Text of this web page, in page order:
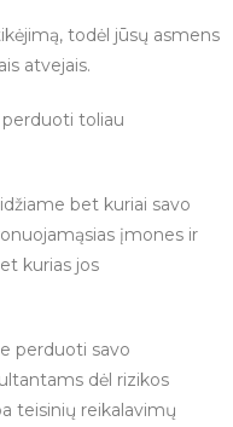
todėl jūsų asmens
atvejais.
toliau
bet kuriai savo
įmones ir
kurias jos
perduoti savo
dėl rizikos
teisinių reikalavimų